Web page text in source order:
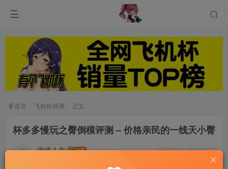
首页 飞机杯评测 正文
杯多多慢玩之臀倒模评测 – 价格亲民的一线天小臀
游戏人生